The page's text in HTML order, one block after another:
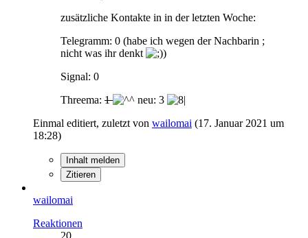
zusätzliche Kontakte in in der letzten Woche:
Telegramm: 0 (habe ich wegen der Nachbarin ;
nicht was ihr denkt
)
Signal: 0
Threema: 1
neu: 3
Einmal editiert, zuletzt von wailomai (17. Januar 2021 um
18:28)
Inhalt melden
Zitieren
wailomai
Reaktionen
20